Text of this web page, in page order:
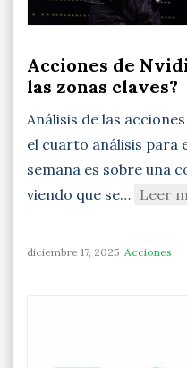
Acciones de
las zonas claves?
Análisis de las
el cuarto análisis para
semana es sobre una
viendo que se… Leer
diciembre 17, 2025 Acciones